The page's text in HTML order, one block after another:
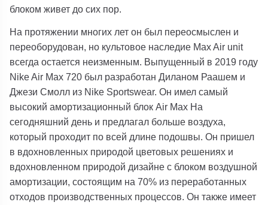
блоком живет до сих пор.
На протяжении многих лет он был переосмыслен и
переоборудован, но культовое наследие Max Air unit
всегда остается неизменным. Выпущенный в 2019 году
Nike Air Max 720 был разработан Диланом Раашем и
Джези Смолл из Nike Sportswear. Он имел самый
высокий амортизационный блок Air Max На
сегодняшний день и предлагал больше воздуха,
который проходит по всей длине подошвы. Он пришел
в вдохновленных природой цветовых решениях и
вдохновленном природой дизайне с блоком воздушной
амортизации, состоящим на 70% из переработанных
отходов производственных процессов. Он также имеет